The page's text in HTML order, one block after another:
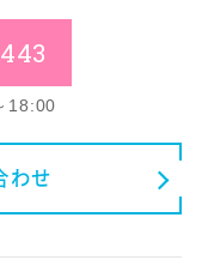
18:00
わせ